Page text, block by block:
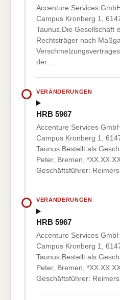
Accenture Services
Campus Kronberg 1,
Taunus.Die Gesellschaft
Rechtsträger nach
der …
VERÄNDERUNGEN
HRB 5967
Accenture Services
Campus Kronberg 1,
Taunus.Bestellt als
Peter, Bremen,
Geschäftsführer:
VERÄNDERUNGEN
HRB 5967
Accenture Services
Campus Kronberg 1,
Taunus.Bestellt als
Peter, Bremen,
Geschäftsführer: